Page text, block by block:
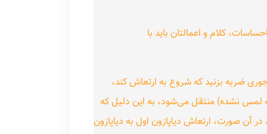
کلام و اعمالتان باید با
ضربه بزنید که شروع به ارتعاش کند،
(که لمس نشده) منتقل می‌شود، به این دلیل که
آن صورت، ارتعاش دیاپازون اول به دیاپازون